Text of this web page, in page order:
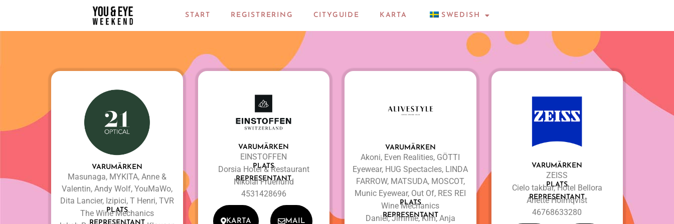
START REGISTRERING CITYGUIDE KARTA SWEDISH
VARUMÄRKEN
Masunaga, MYKITA, Anne &
Valentin, Andy Wolf, YouMaWo,
Dita Lancier, Izipici, T Henri, TVR
PLATS
The Wine Mechanics
VARUMÄRKEN
EINSTOFFEN
PLATS
Dorsia Hotel & Restaurant
REPRESENTANT
Nikolai Fruerlund
4531428696
KARTA MAIL
VARUMÄRKEN
Akoni, Even Realities, GÖTTI
Eyewear, HUG Spectacles, LINDA
FARROW, MATSUDA, MOSCOT,
Munic Eyewear, Out Of, RES REI
PLATS
Wine Mechanics
REPRESENTANT
Daniel, Jimmie, Kim, Anja
VARUMÄRKEN
ZEISS
PLATS
Cielo takbar, Hotel Bellora
REPRESENTANT
Anette Holmqvist
46768633280